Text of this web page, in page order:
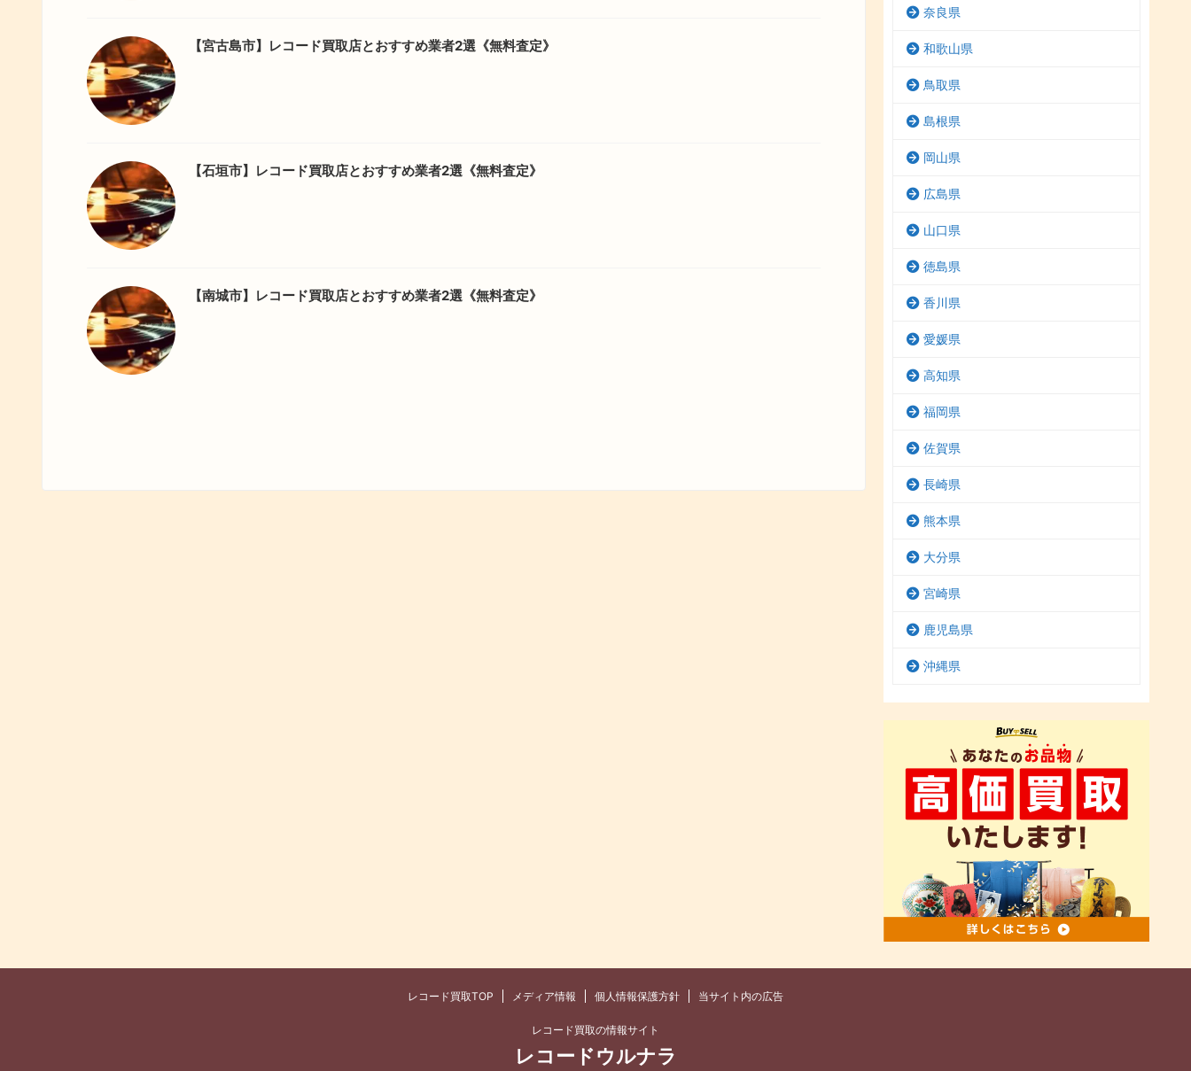
【宮古島市】レコード買取店とおすすめ業者2選《無料査定》
【石垣市】レコード買取店とおすすめ業者2選《無料査定》
【南城市】レコード買取店とおすすめ業者2選《無料査定》
奈良県
和歌山県
鳥取県
島根県
岡山県
広島県
山口県
徳島県
香川県
愛媛県
高知県
福岡県
佐賀県
長崎県
熊本県
大分県
宮崎県
鹿児島県
沖縄県
レコード買取TOP メディア情報 個人情報保護方針 当サイト内の広告
レコード買取の情報サイト
レコードウルナラ